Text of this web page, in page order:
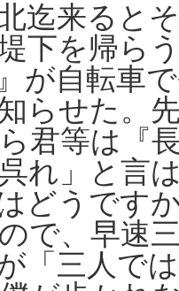
迄来ると
下を帰ら
』が自転車
らせた。
君等は『
れ」と言
どうです
で、早速
「三人で